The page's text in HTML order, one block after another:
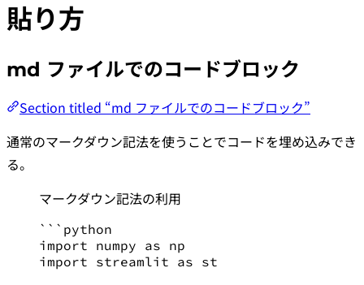
貼り方
md ファイルでのコードブロック
Section titled “md ファイルでのコードブロック”
通常のマークダウン記法を使うことでコードを埋め込みでき
る。
マークダウン記法の利用
```python
import numpy as np
import streamlit as st